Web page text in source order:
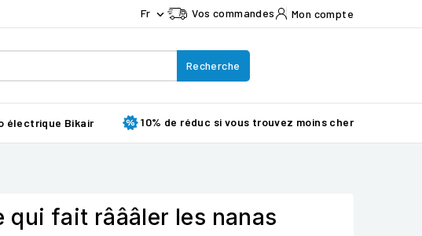
Fr  Vos commandes Mon compte
Recherche
électrique Bikair 10% de réduc si vous trouvez moins cher
qui fait râââler les nanas